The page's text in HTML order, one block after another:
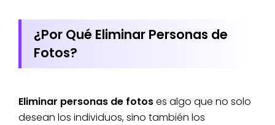
¿Por Qué Eliminar Personas de
Fotos?
Eliminar personas de fotoses algo que no solo
desean los individuos, sino también los